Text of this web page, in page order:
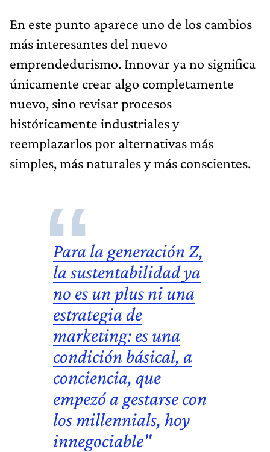
En este punto aparece uno de los cambios
más interesantes del nuevo
emprendedurismo. Innovar ya no significa
únicamente crear algo completamente
nuevo, sino revisar procesos
históricamente industriales y
reemplazarlos por alternativas más
simples, más naturales y más conscientes.
Para la generación Z,
la sustentabilidad ya
no es un plus ni una
estrategia de
marketing: es una
condición básical, a
conciencia, que
empezó a gestarse con
los millennials, hoy
innegociable"